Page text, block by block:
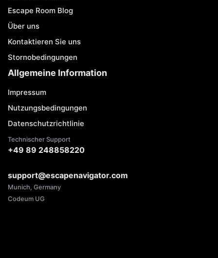
Escape Room Blog
Über uns
Kontaktieren Sie uns
Stornobedingungen
Allgemeine Information
Impressum
Nutzungsbedingungen
Datenschutzrichtlinie
Technischer Support
+49 89 248858220
support@escapenavigator.com
Munich, Germany
Codeum UG